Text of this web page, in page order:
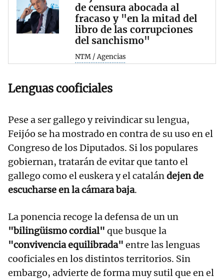
de censura abocada al
fracaso y "en la mitad del
libro de las corrupciones
del sanchismo"
NTM / Agencias
Lenguas cooficiales
Pese a ser gallego y reivindicar su lengua,
Feijóo se ha mostrado en contra de su uso en el
Congreso de los Diputados. Si los populares
gobiernan, tratarán de evitar que tanto el
gallego como el euskera y el catalándejen de
escucharse en la cámara baja.
La ponencia recoge la defensa de un un
"bilingüismo cordial" que busque la
"convivencia equilibrada" entre las lenguas
cooficiales en los distintos territorios. Sin
embargo, advierte de forma muy sutil que en el